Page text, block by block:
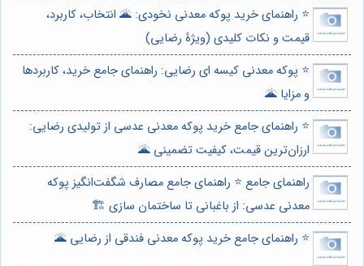
⭐️ راهنمای خرید پوکه معدنی نخودی: 🌋 انتخاب، کاربرد،
قیمت و نکات کلیدی (ویژهٔ رضایی)
⭐️ پوکه معدنی کیسه ای رضایی: راهنمای جامع خرید، کاربردها
و مزایا 🌋
⭐️ راهنمای جامع خرید پوکه معدنی عدسی از تولیدی رضایی:
ارزان‌ترین قیمت، کیفیت تضمینی 🌋
راهنمای جامع ⭐️ راهنمای جامع مصارف شگفت‌انگیز پوکه
معدنی عدسی: از باغبانی تا ساختمان سازی 🏗️
⭐️ راهنمای جامع خرید پوکه معدنی فندقی از رضایی 🌋